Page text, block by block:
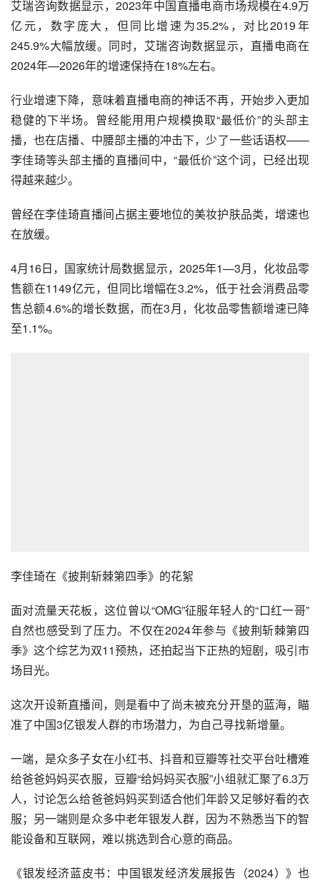
艾瑞咨询数据显示，2023年中国直播电商市场规模在4.9万
亿元，数字庞大，但同比增速为35.2%，对比2019年
245.9%大幅放缓。同时，艾瑞咨询数据显示，直播电商在
2024年—2026年的增速保持在18%左右。
行业增速下降，意味着直播电商的神话不再，开始步入更加
稳健的下半场。曾经能用用户规模换取“最低价”的头部主
播，也在店播、中腰部主播的冲击下，少了一些话语权——
李佳琦等头部主播的直播间中，“最低价”这个词，已经出现
得越来越少。
曾经在李佳琦直播间占据主要地位的美妆护肤品类，增速也
在放缓。
4月16日，国家统计局数据显示，2025年1—3月，化妆品零
售额在1149亿元，但同比增幅在3.2%，低于社会消费品零
售总额4.6%的增长数据，而在3月，化妆品零售额增速已降
至1.1%。
李佳琦在《披荆斩棘第四季》的花絮
面对流量天花板，这位曾以“OMG”征服年轻人的“口红一哥”
自然也感受到了压力。不仅在2024年参与《披荆斩棘第四
季》这个综艺为双11预热，还拍起当下正热的短剧，吸引市
场目光。
这次开设新直播间，则是看中了尚未被充分开垦的蓝海，瞄
准了中国3亿银发人群的市场潜力，为自己寻找新增量。
一端，是众多子女在小红书、抖音和豆瓣等社交平台吐槽难
给爸爸妈妈买衣服，豆瓣“给妈妈买衣服”小组就汇聚了6.3万
人，讨论怎么给爸爸妈妈买到适合他们年龄又足够好看的衣
服；另一端则是众多中老年银发人群，因为不熟悉当下的智
能设备和互联网，难以挑选到合心意的商品。
《银发经济蓝皮书：中国银发经济发展报告（2024）》也